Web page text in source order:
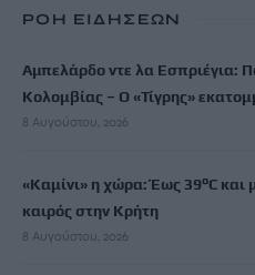
ΡΟΗ ΕΙΔΗΣΕΩΝ
Αμπελάρδο ντε λα Εσπριέγια:
Κολομβίας – Ο «Τίγρης»
8 Αυγούστου, 2026
«Καμίνι» η χώρα: Έως 39°C
καιρός στην Κρήτη
8 Αυγούστου, 2026